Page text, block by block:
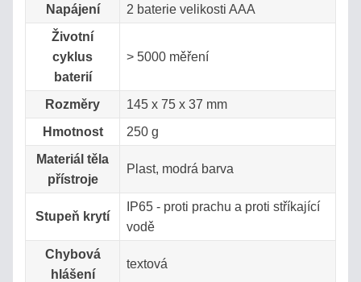
Napájení
2 baterie velikosti AAA
Životní
cyklus
baterií
> 5000 měření
Rozměry
145 x 75 x 37 mm
Hmotnost
250 g
Materiál těla
přístroje
Plast, modrá barva
Stupeň krytí
IP65 - proti prachu a proti stříkající
vodě
Chybová
hlášení
textová